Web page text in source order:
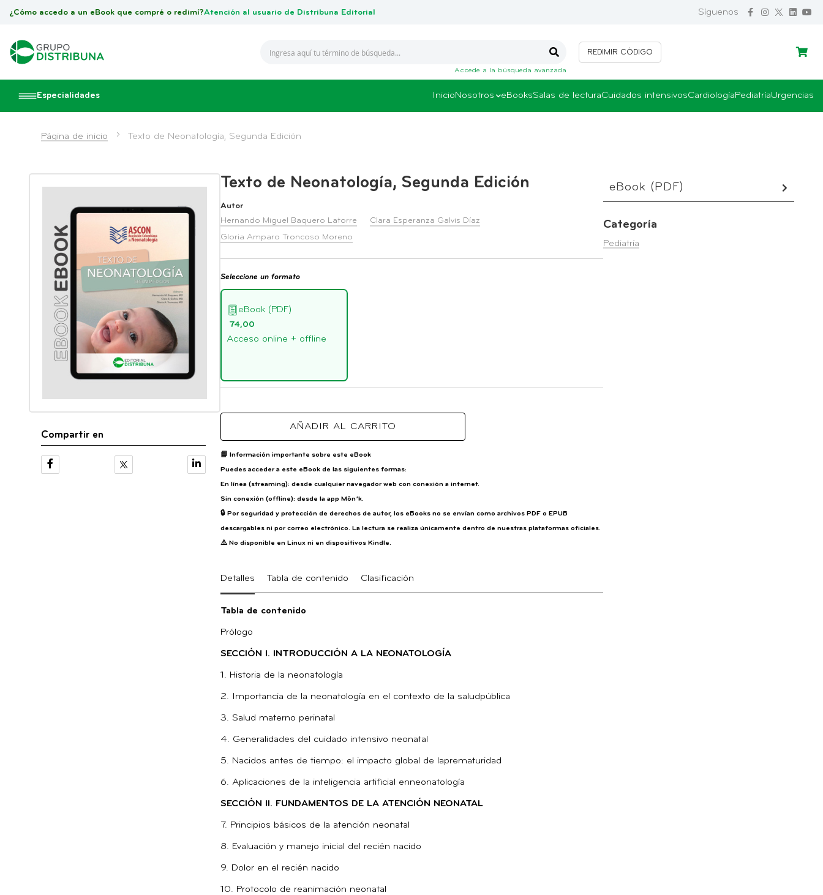
¿Cómo accedo a un eBook que compré o redimí?Atención al usuario de Distribuna Editorial Síguenos
Accede a la búsqueda avanzada
REDIMIR CÓDIGO
Especialidades InicioNosotros eBooksSalas de lecturaCuidados intensivosCardiologíaPediatríaUrgencias
Página de inicio Texto de Neonatología, Segunda Edición
Compartir en
Texto de Neonatología, Segunda Edición
Autor
Hernando Miguel Baquero Latorre
Clara Esperanza Galvis Díaz
Gloria Amparo Troncoso Moreno
Seleccione un formato
eBook (PDF)
74,00
Acceso online + offline
AÑADIR AL CARRITO
📘 Información importante sobre este eBook
Puedes acceder a este eBook de las siguientes formas:
En línea (streaming): desde cualquier navegador web con conexión a internet.
Sin conexión (offline): desde la app Mōn’k.
🔒 Por seguridad y protección de derechos de autor, los eBooks no se envían como archivos PDF o EPUB
descargables ni por correo electrónico. La lectura se realiza únicamente dentro de nuestras plataformas oficiales.
⚠️ No disponible en Linux ni en dispositivos Kindle.
Detalles Tabla de contenido Clasificación
Tabla de contenido
Prólogo
SECCIÓN I. INTRODUCCIÓN A LA NEONATOLOGÍA
1. Historia de la neonatología
2. Importancia de la neonatología en el contexto de la saludpública
3. Salud materno perinatal
4. Generalidades del cuidado intensivo neonatal
5. Nacidos antes de tiempo: el impacto global de laprematuridad
6. Aplicaciones de la inteligencia artificial enneonatología
SECCIÓN II. FUNDAMENTOS DE LA ATENCIÓN NEONATAL
7. Principios básicos de la atención neonatal
8. Evaluación y manejo inicial del recién nacido
9. Dolor en el recién nacido
10. Protocolo de reanimación neonatal
eBook (PDF)
Categoría
Pediatría